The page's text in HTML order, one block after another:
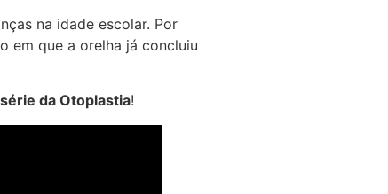
na idade escolar. Por
em que a orelha já concluiu
da Otoplastia!